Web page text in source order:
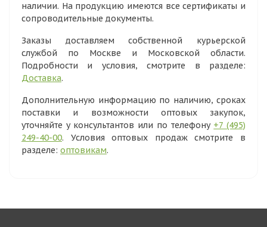
наличии. На продукцию имеются все сертификаты и
сопроводительные документы.
Заказы доставляем собственной курьерской
службой по Москве и Московской области.
Подробности и условия, смотрите в разделе:
Доставка.
Дополнительную информацию по наличию, сроках
поставки и возможности оптовых закупок,
уточняйте у консультантов или по телефону +7 (495)
249-40-00. Условия оптовых продаж смотрите в
разделе: оптовикам.